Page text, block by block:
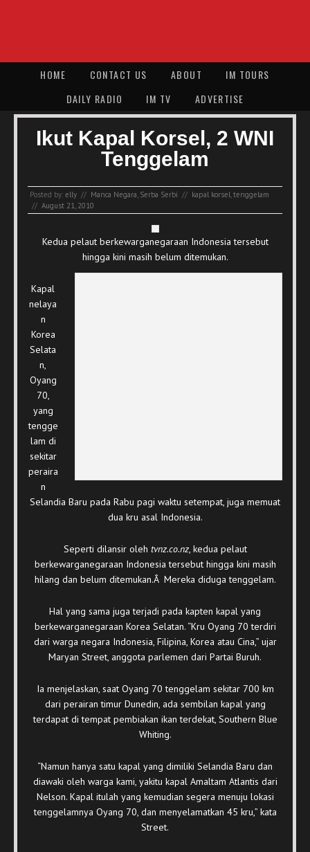
HOME CONTACT US ABOUT
IM TOURS
DAILY RADIO
IM TV ADVERTISE
Ikut Kapal Korsel, 2 WNI
Tenggelam
Posted by: elly // Manca Negara, Serba Serbi // kapal korsel,tenggelam
// August 21, 2010
Kedua pelaut berkewarganegaraan Indonesia tersebut
hingga kini masih belum ditemukan.
Kapal
nelaya
n
Korea
Selata
n,
Oyang
70,
yang
tengge
lam di
sekitar
peraira
n
Selandia Baru pada Rabu pagi waktu setempat, juga memuat
dua kru asal Indonesia.
Seperti dilansir oleh tvnz.co.nz, kedua pelaut
berkewarganegaraan Indonesia tersebut hingga kini masih
hilang dan belum ditemukan.Â Mereka diduga tenggelam.
Hal yang sama juga terjadi pada kapten kapal yang
berkewarganegaraan Korea Selatan. “Kru Oyang 70 terdiri
dari warga negara Indonesia, Filipina, Korea atau Cina,” ujar
Maryan Street, anggota parlemen dari Partai Buruh.
Ia menjelaskan, saat Oyang 70 tenggelam sekitar 700 km
dari perairan timur Dunedin, ada sembilan kapal yang
terdapat di tempat pembiakan ikan terdekat, Southern Blue
Whiting.
“Namun hanya satu kapal yang dimiliki Selandia Baru dan
diawaki oleh warga kami, yakitu kapal Amaltam Atlantis dari
Nelson. Kapal itulah yang kemudian segera menuju lokasi
tenggelamnya Oyang 70, dan menyelamatkan 45 kru,” kata
Street.